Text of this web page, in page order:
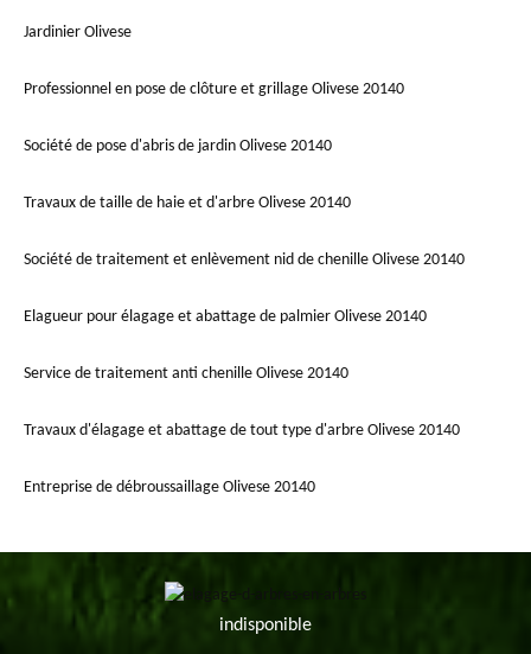
Jardinier Olivese
Professionnel en pose de clôture et grillage Olivese 20140
Société de pose d'abris de jardin Olivese 20140
Travaux de taille de haie et d'arbre Olivese 20140
Société de traitement et enlèvement nid de chenille Olivese 20140
Elagueur pour élagage et abattage de palmier Olivese 20140
Service de traitement anti chenille Olivese 20140
Travaux d'élagage et abattage de tout type d'arbre Olivese 20140
Entreprise de débroussaillage Olivese 20140
indisponible